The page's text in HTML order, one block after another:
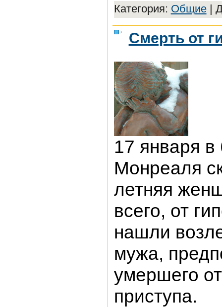
Категория: Общие|
Смерть от
17 января в
Монреаля
летняя
всего, от
нашли
мужа,
умершего
приступа.